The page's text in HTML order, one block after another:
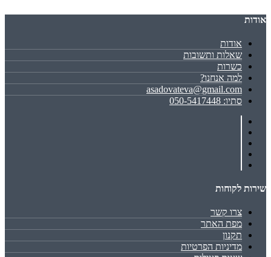
אודות
אודות
שאלות ותשובות
כשרות
למה אנחנו?
asadovateva@gmail.com
סתיו: 050-5417448
שירות לקוחות
צרו קשר
מפת האתר
תקנון
מדיניות הפרטיות